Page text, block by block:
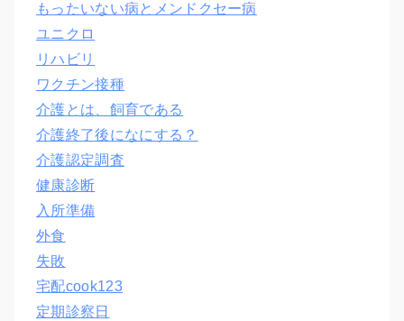
もったいない病とメンドクセー病
ユニクロ
リハビリ
ワクチン接種
介護とは、飼育である
介護終了後になにする？
介護認定調査
健康診断
入所準備
外食
失敗
宅配cook123
定期診察日